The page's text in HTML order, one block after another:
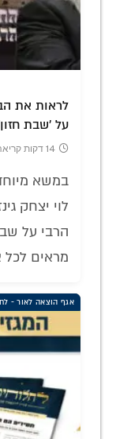
לראות את
על 'שבת
14 דקות קריאה
במשא
לוי יצחק
הרבי על
מראים
אגף הוצאה לאור -